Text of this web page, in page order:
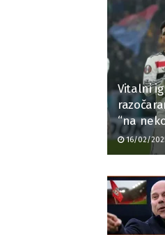
Vitalni
“na
16/02/